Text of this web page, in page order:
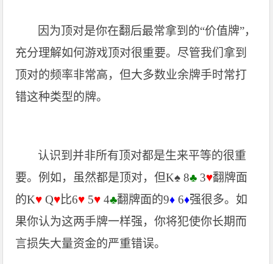
因为顶对是你在翻后最常拿到的“价值牌”，
充分理解如何游戏顶对很重要。尽管我们拿到
顶对的频率非常高，但大多数业余牌手时常打
错这种类型的牌。
认识到并非所有顶对都是生来平等的很重
要。例如，虽然都是顶对，但K♠ 8♣ 3♥翻牌面
的K♥ Q♥比6♥ 5♥ 4♣翻牌面的9♦ 6♦强很多。如
果你认为这两手牌一样强，你将犯使你长期而
言损失大量资金的严重错误。